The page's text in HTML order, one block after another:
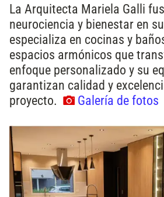
La Arquitecta Mariela Galli
neurociencia y bienestar en
especializa en cocinas y
espacios armónicos que
enfoque personalizado y su
garantizan calidad y
proyecto.
Galería de fotos